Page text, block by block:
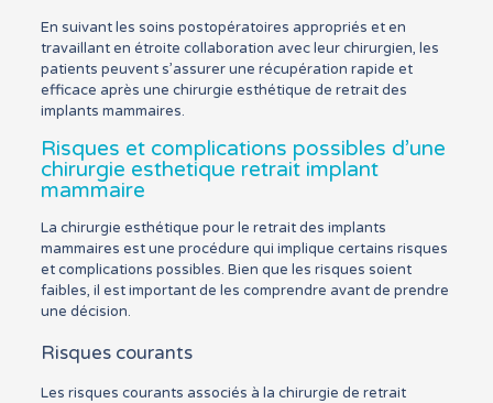
En suivant les soins postopératoires appropriés et en
travaillant en étroite collaboration avec leur chirurgien, les
patients peuvent s’assurer une récupération rapide et
efficace après une chirurgie esthétique de retrait des
implants mammaires.
Risques et complications possibles d’une
chirurgie esthetique retrait implant
mammaire
La chirurgie esthétique pour le retrait des implants
mammaires est une procédure qui implique certains risques
et complications possibles. Bien que les risques soient
faibles, il est important de les comprendre avant de prendre
une décision.
Risques courants
Les risques courants associés à la chirurgie de retrait